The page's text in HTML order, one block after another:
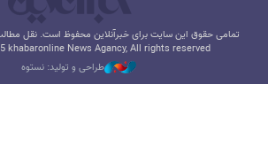
تمامی حقوق این سایت برای خبرآنلاین محفوظ است. نقل
khabaronline News Agancy, All rights reserved
طراحی و تولید: نستوه